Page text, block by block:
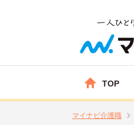
TOP
マイナビ介護職